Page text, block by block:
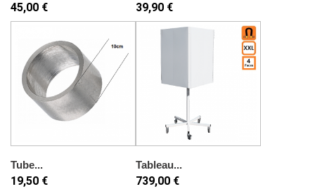
45,00 € 39,90 €
Tube...
19,50 €
Tableau...
739,00 €